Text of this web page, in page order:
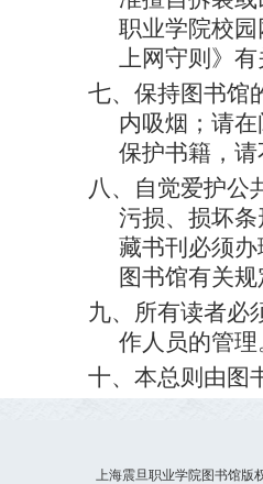
职业学院校
上网守则》
七、保持图书馆
内吸烟；请
保护书籍，
八、自觉爱护公
污损、损坏
藏书刊必须
图书馆有关
九、所有读者必
作人员的管
十、本总则由图
上海震旦职业学院图书馆